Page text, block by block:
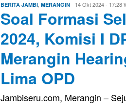
BERITA JAMBI MERANGIN Edo
14 Okt 2024 - 17:28
Soal Formasi
2024, Komisi I
Merangin
Lima OPD
Jambiseru.com, Merangin –